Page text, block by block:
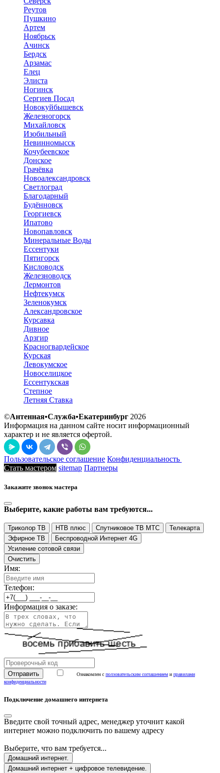
Реутов
Пушкино
Артем
Ноябрьск
Ачинск
Бердск
Арзамас
Елец
Элиста
Ногинск
Сергиев Посад
Новокуйбышевск
Железногорск
Михайловск
Изобильный
Невинномысск
Кочубеевское
Донское
Грачёвка
Новоалександровск
Светлоград
Благодарный
Будённовск
Георгиевск
Ипатово
Новопавловск
Минеральные Воды
Ессентуки
Пятигорск
Кисловодск
Железноводск
Лермонтов
Нефтекумск
Зеленокумск
Александровское
Курсавка
Дивное
Арзгир
Красногвардейское
Курская
Левокумское
Новоселицкое
Ессентукская
Степное
Летняя Ставка
©Антенная•Служба•Екатеринбург 2026
Информация на данном сайте носит информационный
характер и не является офертой.
Пользовательское соглашение Конфиденциальность
Стать мастером sitemap Партнеры
Закажите звонок мастера
Выберите, какие работы вам требуются...
Триколор ТВ НТВ плюс Спутниковое ТВ МТС
Телекарта
Эфирное ТВ
Беспроводной Интернет 4G
Усиление сотовой связи
Очистить
Имя:
Телефон:
Информация о заказе:
Ознакомлен с ползовательским соглашением и правилами
конфиденциальности
Подключение домашнего интернета
Введите свой точный адрес, менеджер уточнит какой
интернет можно подключить по вашему адресу
Выберите, что вам требуется...
Домашний интернет.
Домашний интернет + цифровое телевидение.